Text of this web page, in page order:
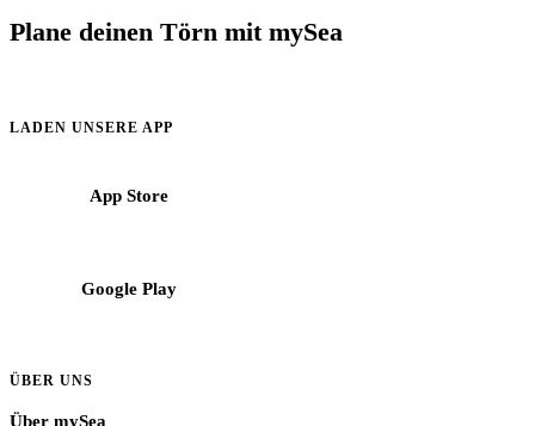
Plane deinen Törn mit mySea
LADEN UNSERE APP
App Store
Google Play
ÜBER UNS
Über mySea